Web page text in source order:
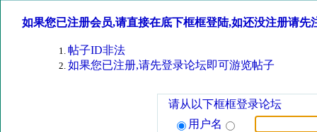
如果您已注册会员,请直接在底下框框登陆,如还没注册请先
帖子ID非法
如果您已注册,请先登录论坛即可游览帖子
请从以下框框登录论坛
用户名